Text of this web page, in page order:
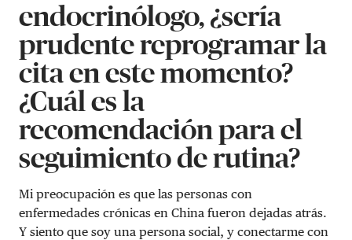
endocrinólogo, ¿sería
prudente reprogramar la
cita en este momento?
¿Cuál es la
recomendación para el
seguimiento de rutina?
Mi preocupación es que las personas con
enfermedades crónicas en China fueron dejadas atrás.
Y siento que soy una persona social, y conectarme con